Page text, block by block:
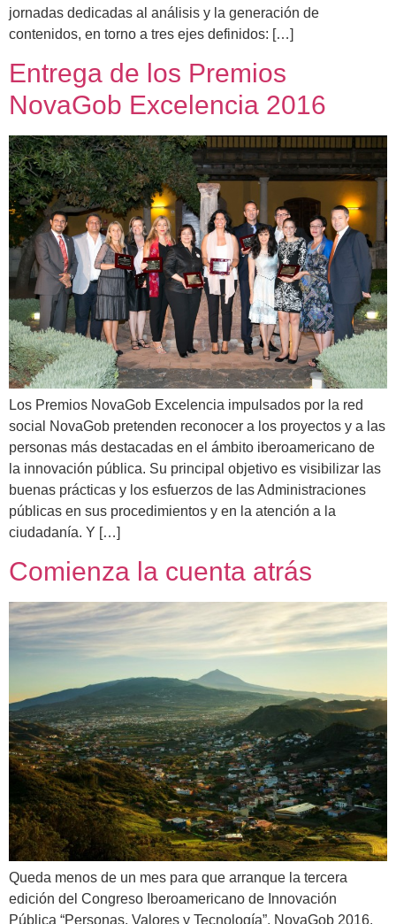
jornadas dedicadas al análisis y la generación de
contenidos, en torno a tres ejes definidos: […]
Entrega de los Premios
NovaGob Excelencia 2016
Los Premios NovaGob Excelencia impulsados por la red
social NovaGob pretenden reconocer a los proyectos y a las
personas más destacadas en el ámbito iberoamericano de
la innovación pública. Su principal objetivo es visibilizar las
buenas prácticas y los esfuerzos de las Administraciones
públicas en sus procedimientos y en la atención a la
ciudadanía. Y […]
Comienza la cuenta atrás
Queda menos de un mes para que arranque la tercera
edición del Congreso Iberoamericano de Innovación
Pública “Personas, Valores y Tecnología”, NovaGob 2016.